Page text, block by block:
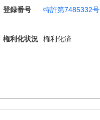
登録番号
特許第7485332号
権利化状況
権利化済